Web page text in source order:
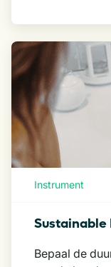
Instrument
Sustainable
Bepaal de